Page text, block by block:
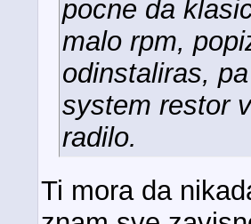
pocne da
malo rpm,
odinstaliras,
system restor
radilo.
Ti mora da